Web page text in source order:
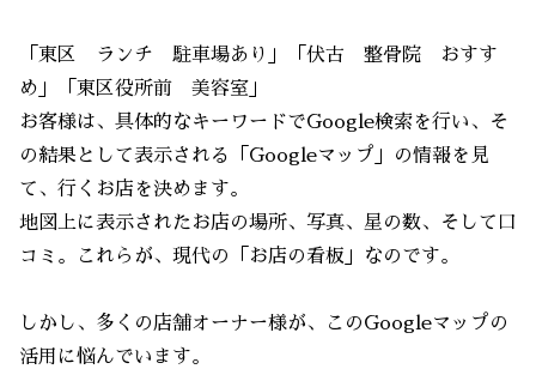
「東区 ランチ 駐車場あり」「伏古 整骨院 おすす
め」「東区役所前 美容室」
お客様は、具体的なキーワードでGoogle検索を行い、そ
の結果として表示される「Googleマップ」の情報を見
て、行くお店を決めます。
地図上に表示されたお店の場所、写真、星の数、そして口
コミ。これらが、現代の「お店の看板」なのです。
しかし、多くの店舗オーナー様が、このGoogleマップの
活用に悩んでいます。